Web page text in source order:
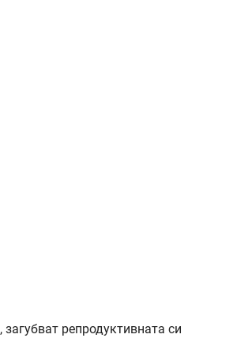
, загубват репродуктивната си